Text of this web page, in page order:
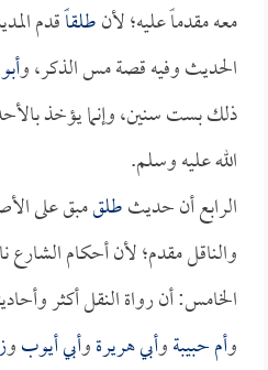
معه مقدماً عليه؛ لأنطلقاًقدم
الحديث وفيه قصة مس الذكر، و
ذلك بست سنين، وإنما يؤخذ
الله عليه وسلم.
الرابع أن حديثطلقمبق على
والناقل مقدم؛ لأن أحكام الشارع
الخامس: أن رواة النقل أكثر
وأم حبيبةوأبي هريرةوأبي أيوبو